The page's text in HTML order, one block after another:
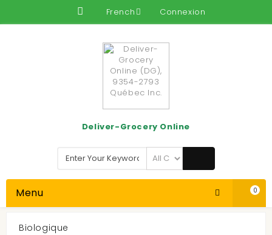
French Connexion
0
Deliver-Grocery Online
Menu
Biologique